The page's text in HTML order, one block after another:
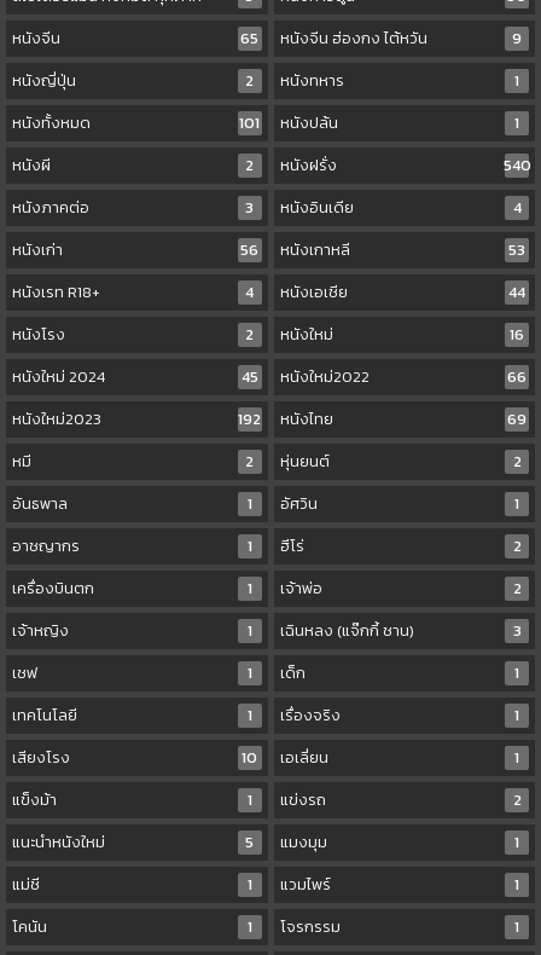
หนังจีน
65 หนังจีน ฮ่องกง ไต้หวัน
9
หนังญี่ปุ่น
2 หนังทหาร
1
หนังทั้งหมด
101 หนังปล้น
1
หนังผี
2 หนังฝรั่ง
540
หนังภาคต่อ
3 หนังอินเดีย
4
หนังเก่า
56 หนังเกาหลี
53
หนังเรท R18+
4 หนังเอเชีย
44
หนังโรง
2 หนังใหม่
16
หนังใหม่ 2024
45 หนังใหม่2022
66
หนังใหม่2023
192 หนังไทย
69
หมี
2 หุ่นยนต์
2
อันธพาล
1 อัศวิน
1
อาชญากร
1 ฮีโร่
2
เครื่องบินตก
1 เจ้าพ่อ
2
เจ้าหญิง
1 เฉินหลง (แจ๊กกี้ ชาน)
3
เชฟ
1 เด็ก
1
เทคโนโลยี
1 เรื่องจริง
1
เสียงโรง
10 เอเลี่ยน
1
แข็งม้า
1 แข่งรถ
2
แนะนำหนังใหม่
5 แมงมุม
1
แม่ชี
1 แวมไพร์
1
โคนัน
1 โจรกรรม
1